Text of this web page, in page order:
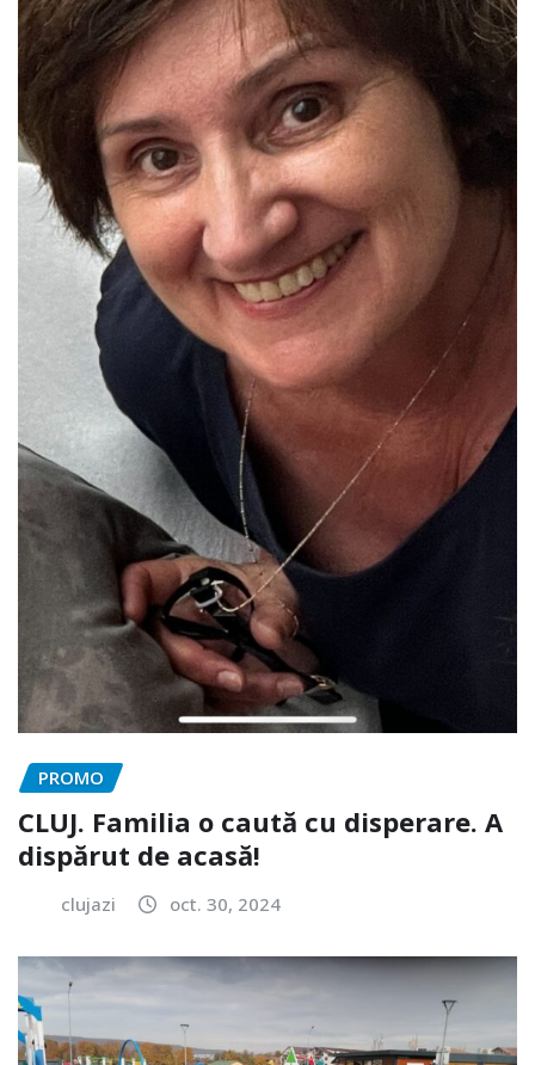
PROMO
CLUJ. Familia o caută cu disperare. A
dispărut de acasă!
clujazi oct. 30, 2024